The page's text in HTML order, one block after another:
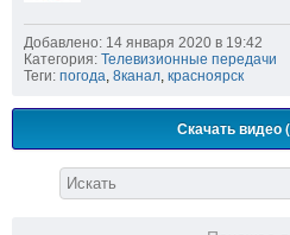
Добавлено: 14 января 2020 в 19:42
Категория: Телевизионные передачи
Теги: погода, 8канал, красноярск
Скачать видео